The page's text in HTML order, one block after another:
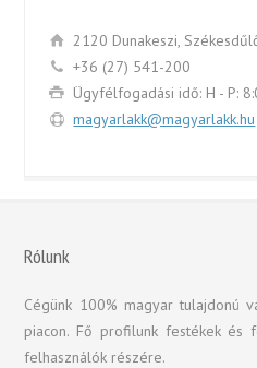
2120 Dunakeszi,
+36 (27) 541-200
Ügyfélfogadási idő: H - P:
magyarlakk@magyarlakk.hu
Rólunk
Cégünk 100% magyar tulajdonú
piacon. Fő profilunk festékek és
felhasználók részére.